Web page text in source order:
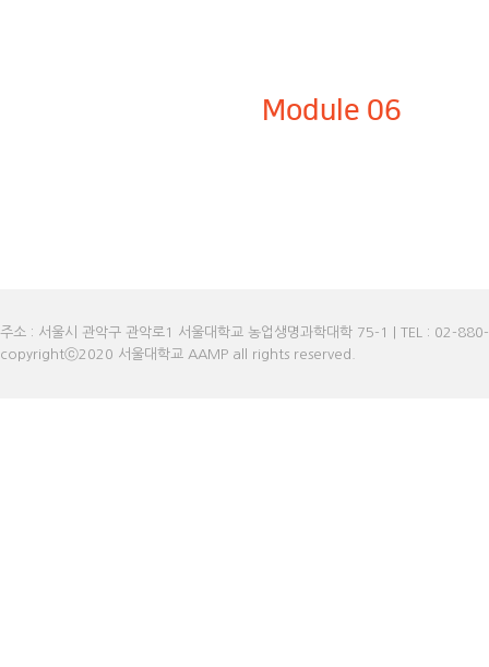
Module 06
주소 : 서울시 관악구 관악로1 서울대학교 농업생명과학대학 75-1 | TEL : 02-
copyrightⓒ2020 서울대학교 AAMP all rights reserved.